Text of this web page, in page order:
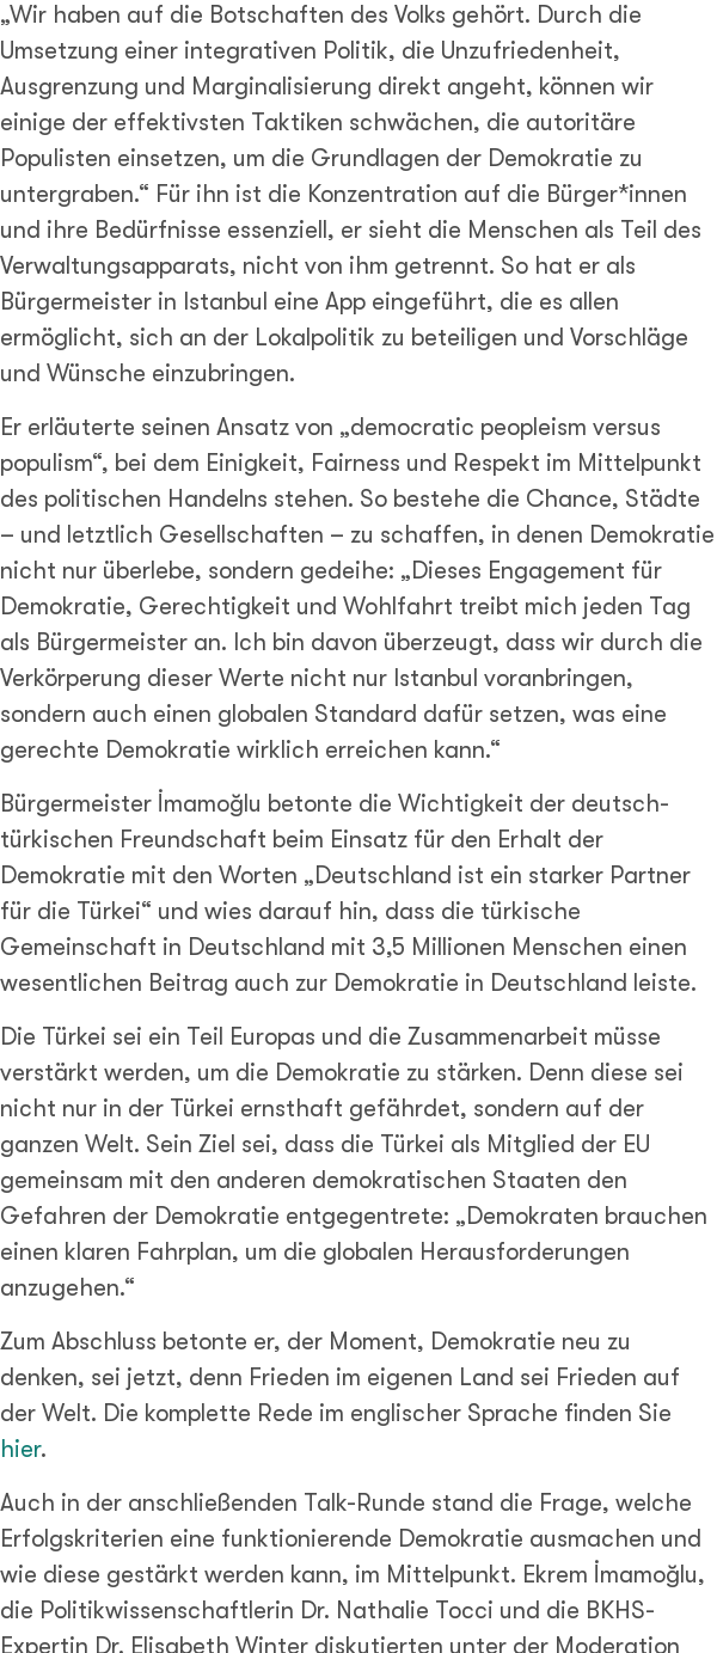
„Wir haben auf die Botschaften des Volks gehört. Durch die
Umsetzung einer integrativen Politik, die Unzufriedenheit,
Ausgrenzung und Marginalisierung direkt angeht, können wir
einige der effektivsten Taktiken schwächen, die autoritäre
Populisten einsetzen, um die Grundlagen der Demokratie zu
untergraben.“ Für ihn ist die Konzentration auf die Bürger*innen
und ihre Bedürfnisse essenziell, er sieht die Menschen als Teil des
Verwaltungsapparats, nicht von ihm getrennt. So hat er als
Bürgermeister in Istanbul eine App eingeführt, die es allen
ermöglicht, sich an der Lokalpolitik zu beteiligen und Vorschläge
und Wünsche einzubringen.
Er erläuterte seinen Ansatz von „democratic peopleism versus
populism“, bei dem Einigkeit, Fairness und Respekt im Mittelpunkt
des politischen Handelns stehen. So bestehe die Chance, Städte
– und letztlich Gesellschaften – zu schaffen, in denen Demokratie
nicht nur überlebe, sondern gedeihe: „Dieses Engagement für
Demokratie, Gerechtigkeit und Wohlfahrt treibt mich jeden Tag
als Bürgermeister an. Ich bin davon überzeugt, dass wir durch die
Verkörperung dieser Werte nicht nur Istanbul voranbringen,
sondern auch einen globalen Standard dafür setzen, was eine
gerechte Demokratie wirklich erreichen kann.“
Bürgermeister İmamoğlu betonte die Wichtigkeit der deutsch-
türkischen Freundschaft beim Einsatz für den Erhalt der
Demokratie mit den Worten „Deutschland ist ein starker Partner
für die Türkei“ und wies darauf hin, dass die türkische
Gemeinschaft in Deutschland mit 3,5 Millionen Menschen einen
wesentlichen Beitrag auch zur Demokratie in Deutschland leiste.
Die Türkei sei ein Teil Europas und die Zusammenarbeit müsse
verstärkt werden, um die Demokratie zu stärken. Denn diese sei
nicht nur in der Türkei ernsthaft gefährdet, sondern auf der
ganzen Welt. Sein Ziel sei, dass die Türkei als Mitglied der EU
gemeinsam mit den anderen demokratischen Staaten den
Gefahren der Demokratie entgegentrete: „Demokraten brauchen
einen klaren Fahrplan, um die globalen Herausforderungen
anzugehen.“
Zum Abschluss betonte er, der Moment, Demokratie neu zu
denken, sei jetzt, denn Frieden im eigenen Land sei Frieden auf
der Welt. Die komplette Rede im englischer Sprache finden Sie
hier.
Auch in der anschließenden Talk-Runde stand die Frage, welche
Erfolgskriterien eine funktionierende Demokratie ausmachen und
wie diese gestärkt werden kann, im Mittelpunkt. Ekrem İmamoğlu,
die Politikwissenschaftlerin Dr. Nathalie Tocci und die BKHS-
Expertin Dr. Elisabeth Winter diskutierten unter der Moderation